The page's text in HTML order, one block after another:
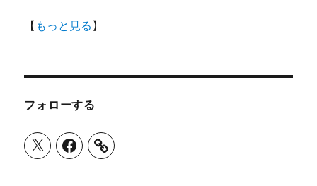
【 もっと見る 】
フォローする
X Facebook